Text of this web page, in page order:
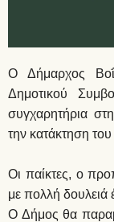
Ο Δήμαρχος
Δημοτικού
συγχαρητήρια
την κατάκτηση
Οι παίκτες, ο
με πολλή δουλειά
Ο Δήμος θα